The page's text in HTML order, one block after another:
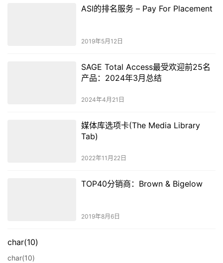
ASI的排名服务 – Pay For Placement
2019年5月12日
SAGE Total Access最受欢迎前25名
产品：2024年3月总结
2024年4月21日
媒体库选项卡(The Media Library
Tab)
2022年11月22日
TOP40分销商：Brown & Bigelow
2019年8月6日
char(10)
char(10)